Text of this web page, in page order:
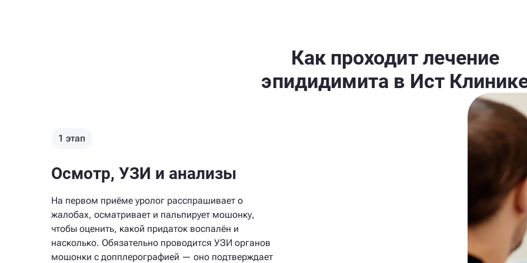
Как проходит лечение
эпидидимита в Ист
1 этап
Осмотр, УЗИ и анализы
На первом приёме уролог расспрашивает о
жалобах, осматривает и пальпирует мошонку,
чтобы оценить, какой придаток воспалён и
насколько. Обязательно проводится УЗИ органов
мошонки с допплерографией — оно подтверждает